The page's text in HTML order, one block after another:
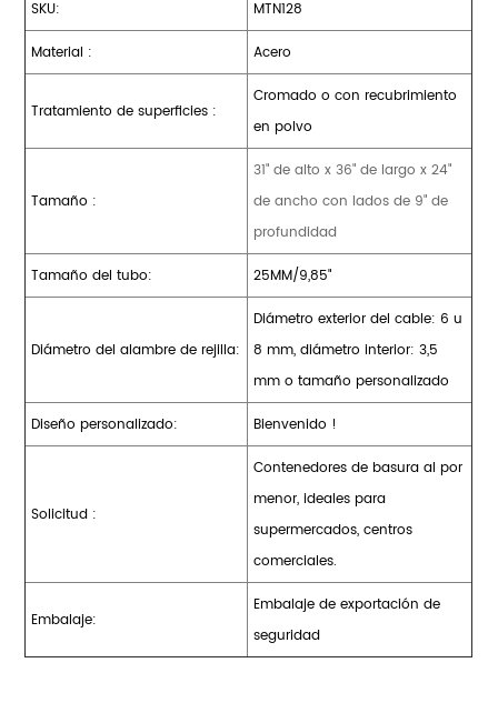
SKU:
MTN128
Material :
Acero
Tratamiento de superficies :
Cromado o con recubrimiento
en polvo
Tamaño :
31" de alto x 36" de largo x 24"
de ancho con lados de 9" de
profundidad
Tamaño del tubo:
25MM/9,85"
Diámetro del alambre de rejilla:
Diámetro exterior del cable: 6 u
8 mm, diámetro interior: 3,5
mm o tamaño personalizado
Diseño personalizado:
Bienvenido !
Solicitud :
Contenedores de basura al por
menor, ideales para
supermercados, centros
comerciales.
Embalaje:
Embalaje de exportación de
seguridad